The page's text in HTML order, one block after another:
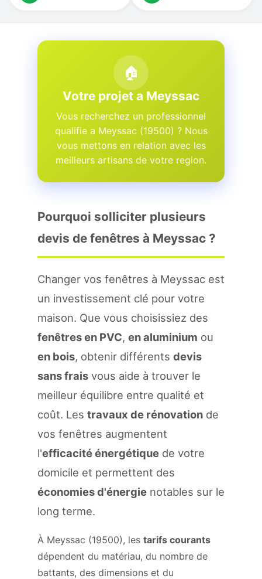
🏠
Votre projet a Meyssac
Vous recherchez un professionnel
qualifie a Meyssac (19500) ? Nous
vous mettons en relation avec les
meilleurs artisans de votre region.
Pourquoi solliciter plusieurs
devis de fenêtres à Meyssac ?
Changer vos fenêtres à Meyssac est
un investissement clé pour votre
maison. Que vous choisissiez des
fenêtres en PVC, en aluminium ou
en bois, obtenir différents devis
sans frais vous aide à trouver le
meilleur équilibre entre qualité et
coût. Les travaux de rénovation de
vos fenêtres augmentent
l'efficacité énergétique de votre
domicile et permettent des
économies d'énergie notables sur le
long terme.
À Meyssac (19500), les tarifs courants
dépendent du matériau, du nombre de
battants, des dimensions et du